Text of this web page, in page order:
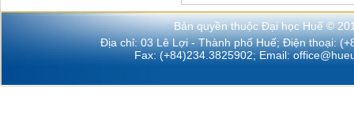
Bản quyền thuộc Đại học Huế ©
Địa chỉ: 03 Lê Lợi - Thành phố Huế; Điện thoại:
Fax: (+84)234.3825902; Email: